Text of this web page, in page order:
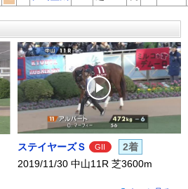
ステイヤーズＳ GII
2着
2019/11/30 中山11R 芝3600m